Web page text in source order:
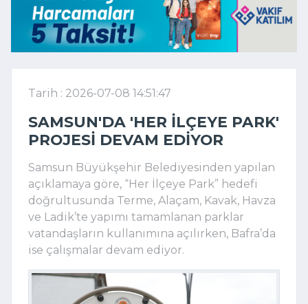
Tarih : 2026-07-08 14:51:47
SAMSUN'DA 'HER İLÇEYE PARK'
PROJESI DEVAM EDIYOR
Samsun Büyükşehir Belediyesinden yapılan
açıklamaya göre, “Her İlçeye Park” hedefi
doğrultusunda Terme, Alaçam, Kavak, Havza
ve Ladik’te yapımı tamamlanan parklar
vatandaşların kullanımına açılırken, Bafra’da
ise çalışmalar devam ediyor.